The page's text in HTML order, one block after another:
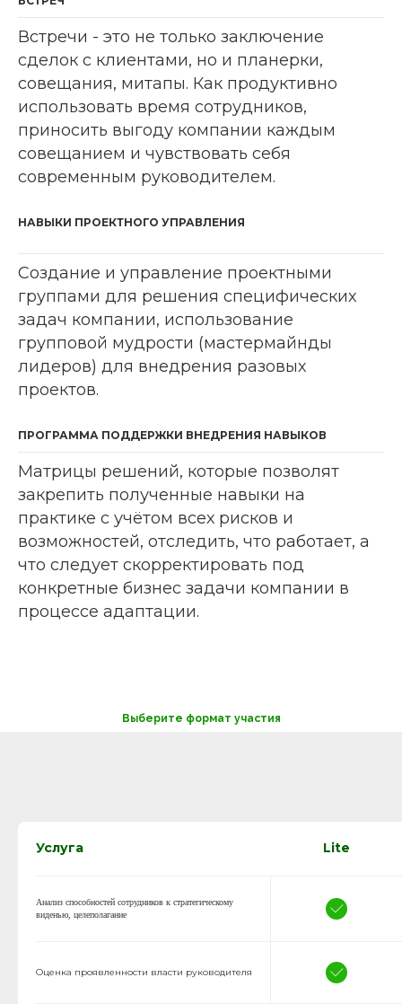
Встречи - это не только заключение
сделок с клиентами, но и планерки,
совещания, митапы. Как продуктивно
использовать время сотрудников,
приносить выгоду компании каждым
совещанием и чувствовать себя
современным руководителем.
НАВЫКИ ПРОЕКТНОГО УПРАВЛЕНИЯ
Создание и управление проектными
группами для решения специфических
задач компании, использование
групповой мудрости (мастермайнды
лидеров) для внедрения разовых
проектов.
ПРОГРАММА ПОДДЕРЖКИ ВНЕДРЕНИЯ НАВЫКОВ
Матрицы решений, которые позволят
закрепить полученные навыки на
практике с учётом всех рисков и
возможностей, отследить, что работает, а
что следует скорректировать под
конкретные бизнес задачи компании в
процессе адаптации.
Выберите формат участия
Услуга Lite
Анализ способностей сотрудников к стратегическому
виденью, целеполагание
Оценка проявленности власти руководителя